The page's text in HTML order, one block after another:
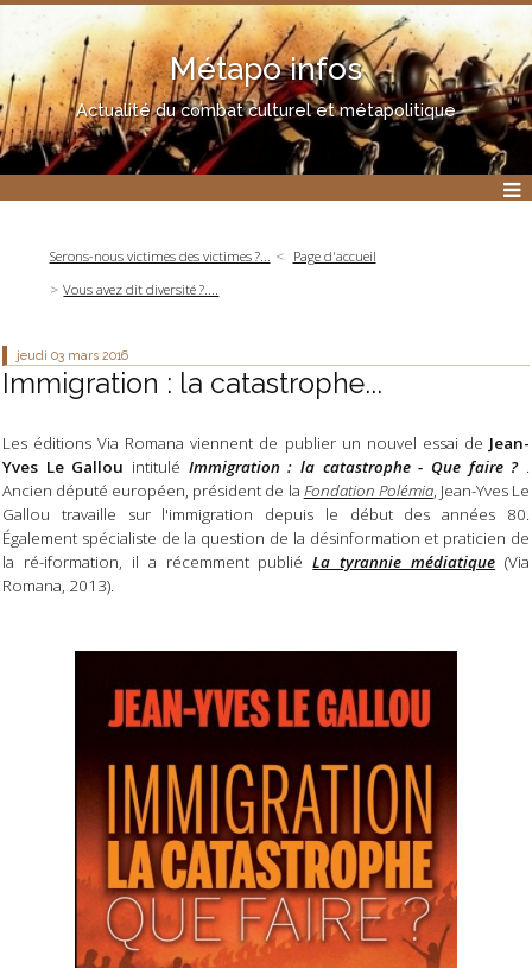
Métapo infos
Actualité du combat culturel et métapolitique
Serons-nous victimes des victimes ?...
Page d'accueil
Vous avez dit diversité ?....
jeudi 03 mars 2016
Immigration : la catastrophe...
Les éditions Via Romana viennent de publier un nouvel essai de Jean-
Yves Le Gallou intitulé Immigration : la catastrophe - Que faire ?.
Ancien député européen, président de la Fondation Polémia, Jean-Yves Le
Gallou travaille sur l'immigration depuis le début des années 80.
Également spécialiste de la question de la désinformation et praticien de
la ré-iformation, il a récemment publié La tyrannie médiatique (Via
Romana, 2013).